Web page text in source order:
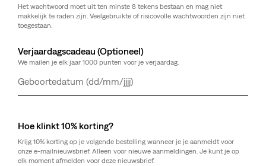
Het wachtwoord moet uit ten minste 8 tekens bestaan en mag niet
makkelijk te raden zijn. Veelgebruikte of risicovolle wachtwoorden zijn niet
toegestaan.
Verjaardagscadeau (Optioneel)
We mailen je elk jaar 1000 punten voor je verjaardag.
Dag
Maand
Jaar
Hoe klinkt 10% korting?
Krijg 10% korting op je volgende bestelling wanneer je je aanmeldt voor
onze e-mailnieuwsbrief. Alleen voor nieuwe aanmeldingen. Je kunt je op
elk moment afmelden voor deze nieuwsbrief.